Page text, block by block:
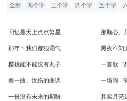
全部 两个字 三个字 四个字 五个字
回忆是天上点点繁星
那颗心、
那年丶我们都狠霸气
黑夜不知
樱桃能不能没有丸子
一首歌゛
奏一曲、忧伤的曲调
一场雨゛
一份没有未来的期盼
其实月亮